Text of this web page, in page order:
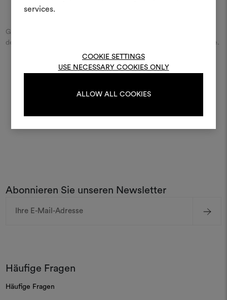
services.
COOKIE SETTINGS
USE NECESSARY COOKIES ONLY
ALLOW ALL COOKIES
Geben Sie den Namen der Straße/des Platzes beziehungsweise
der Stadt ein und entdecken Sie den Dedar-Händler in Ihrer Nähe.
Abonnieren Sie unseren Newsletter
Mail-
Häufige Fragen
Häufige Fragen
Um Moodboards zu